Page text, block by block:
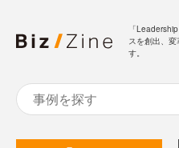
「
スを創出、
す。